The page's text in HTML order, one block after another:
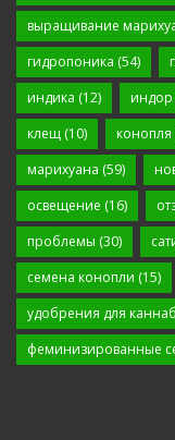
выращивание
гидропоника (54)
индика (12) индор
клещ (10) конопля
марихуана (59)
освещение (16)
проблемы (30)
семена конопли (15)
удобрения для
феминизированные